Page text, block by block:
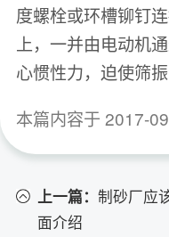
度螺栓或环槽铆钉
上，一并由电动机
心惯性力，迫使筛振
本篇内容于 2017-
上一篇： 制砂厂应
面介绍